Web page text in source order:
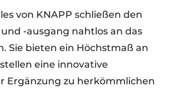
von KNAPP schließen den
-ausgang nahtlos an das
Sie bieten ein Höchstmaß an
eine innovative
Ergänzung zu herkömmlichen